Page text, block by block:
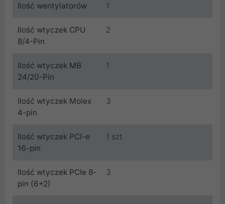
Ilość wentylatorów 1
Ilość wtyczek CPU
8/4-Pin
2
Ilość wtyczek MB
24/20-Pin
1
Ilość wtyczek Molex
4-pin
3
Ilość wtyczek PCI-e
16-pin
1 szt
Ilość wtyczek PCIe 8-
pin (6+2)
3